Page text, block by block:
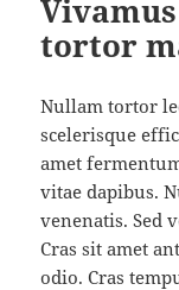
tortor
Nullam tortor
scelerisque
amet
vitae dapibus.
venenatis. Sed
Cras sit amet
odio. Cras